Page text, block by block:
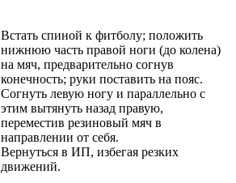
Встать спиной к фитболу; положить
нижнюю часть правой ноги (до колена)
на мяч, предварительно согнув
конечность; руки поставить на пояс.
Согнуть левую ногу и параллельно с
этим вытянуть назад правую,
переместив резиновый мяч в
направлении от себя.
Вернуться в ИП, избегая резких
движений.